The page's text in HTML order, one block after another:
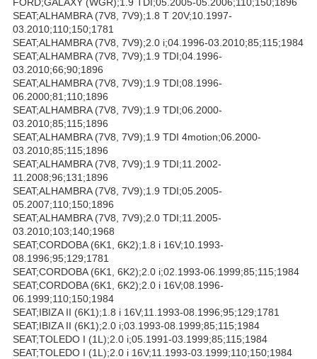
SEAT;ALHAMBRA (7V8, 7V9);1.8 T 20V;10.1997-
03.2010;110;150;1781
SEAT;ALHAMBRA (7V8, 7V9);2.0 i;04.1996-03.2010;85;115;1984
SEAT;ALHAMBRA (7V8, 7V9);1.9 TDI;04.1996-
03.2010;66;90;1896
SEAT;ALHAMBRA (7V8, 7V9);1.9 TDI;08.1996-
06.2000;81;110;1896
SEAT;ALHAMBRA (7V8, 7V9);1.9 TDI;06.2000-
03.2010;85;115;1896
SEAT;ALHAMBRA (7V8, 7V9);1.9 TDI 4motion;06.2000-
03.2010;85;115;1896
SEAT;ALHAMBRA (7V8, 7V9);1.9 TDI;11.2002-
11.2008;96;131;1896
SEAT;ALHAMBRA (7V8, 7V9);1.9 TDI;05.2005-
05.2007;110;150;1896
SEAT;ALHAMBRA (7V8, 7V9);2.0 TDI;11.2005-
03.2010;103;140;1968
SEAT;CORDOBA (6K1, 6K2);1.8 i 16V;10.1993-
08.1996;95;129;1781
SEAT;CORDOBA (6K1, 6K2);2.0 i;02.1993-06.1999;85;115;1984
SEAT;CORDOBA (6K1, 6K2);2.0 i 16V;08.1996-
06.1999;110;150;1984
SEAT;IBIZA II (6K1);1.8 i 16V;11.1993-08.1996;95;129;1781
SEAT;IBIZA II (6K1);2.0 i;03.1993-08.1999;85;115;1984
SEAT;TOLEDO I (1L);2.0 i;05.1991-03.1999;85;115;1984
SEAT;TOLEDO I (1L);2.0 i 16V;11.1993-03.1999;110;150;1984